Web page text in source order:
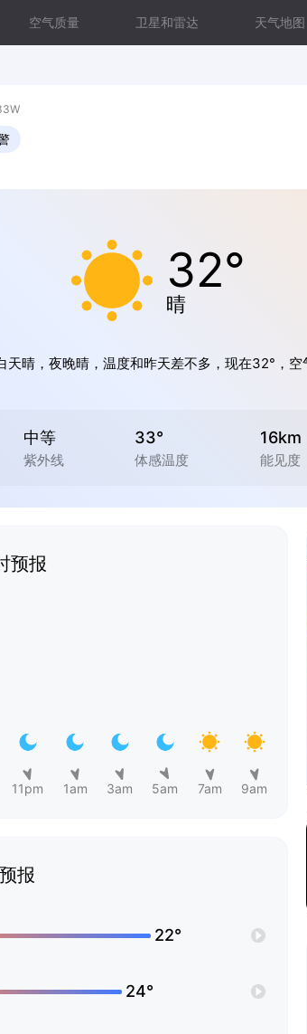
空气质量 卫星和雷达 天气地图
32°
晴
天晴，夜晚晴，温度和昨天差不多，现在32°，空
中等
紫外线
33°
体感温度
16km
能见度
预报
11pm 1am 3am 5am 7am 9am
报
22°
24°